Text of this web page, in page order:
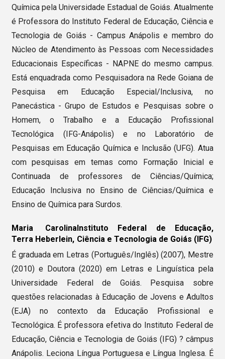
Química pela Universidade Estadual de Goiás. Atualmente
é Professora do Instituto Federal de Educação, Ciência e
Tecnologia de Goiás - Campus Anápolis e membro do
Núcleo de Atendimento às Pessoas com Necessidades
Educacionais Específicas - NAPNE do mesmo campus.
Está enquadrada como Pesquisadora na Rede Goiana de
Pesquisa em Educação Especial/Inclusiva, no
Panecástica - Grupo de Estudos e Pesquisas sobre o
Homem, o Trabalho e a Educação Profissional
Tecnológica (IFG-Anápolis) e no Laboratório de
Pesquisas em Educação Química e Inclusão (UFG). Atua
com pesquisas em temas como Formação Inicial e
Continuada de professores de Ciências/Química;
Educação Inclusiva no Ensino de Ciências/Química e
Ensino de Química para Surdos.
Maria Carolina
Terra Heberlein,
Instituto Federal de Educação,
Ciência e Tecnologia de Goiás (IFG)
É graduada em Letras (Português/Inglês) (2007), Mestre
(2010) e Doutora (2020) em Letras e Linguística pela
Universidade Federal de Goiás. Pesquisa sobre
questões relacionadas à Educação de Jovens e Adultos
(EJA) no contexto da Educação Profissional e
Tecnológica. É professora efetiva do Instituto Federal de
Educação, Ciência e Tecnologia de Goiás (IFG) ? câmpus
Anápolis. Leciona Língua Portuguesa e Língua Inglesa. É